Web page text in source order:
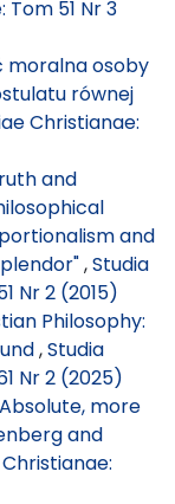
51 Nr 3
moralna osoby
równej
Christianae:
and
and
,Studia
Nr 2 (2015)
Philosophy:
,Studia
Nr 2 (2025)
more
and